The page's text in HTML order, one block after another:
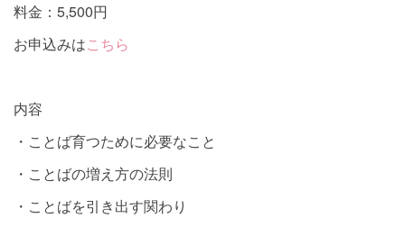
料金：5,500円
お申込みはこちら
内容
・ことば育つために必要なこと
・ことばの増え方の法則
・ことばを引き出す関わり